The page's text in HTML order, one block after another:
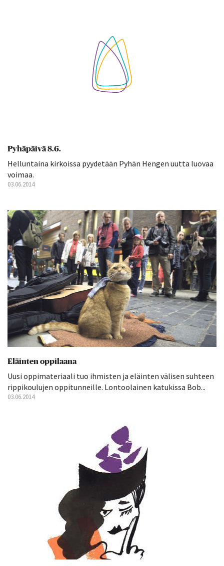
Pyhäpäivä 8.6.
Helluntaina kirkoissa pyydetään Pyhän Hengen uutta luovaa
voimaa.
03.06.2014
Eläinten oppilaana
Uusi oppimateriaali tuo ihmisten ja eläinten välisen suhteen
rippikoulujen oppitunneille. Lontoolainen katukissa Bob...
03.06.2014